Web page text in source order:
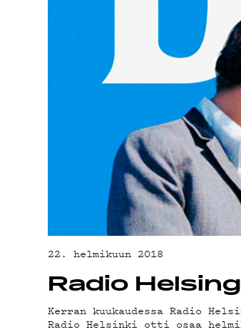
22. helmikuun 2018
Radio
Kerran kuukaudessa Radio
Radio Helsinki otti osaa